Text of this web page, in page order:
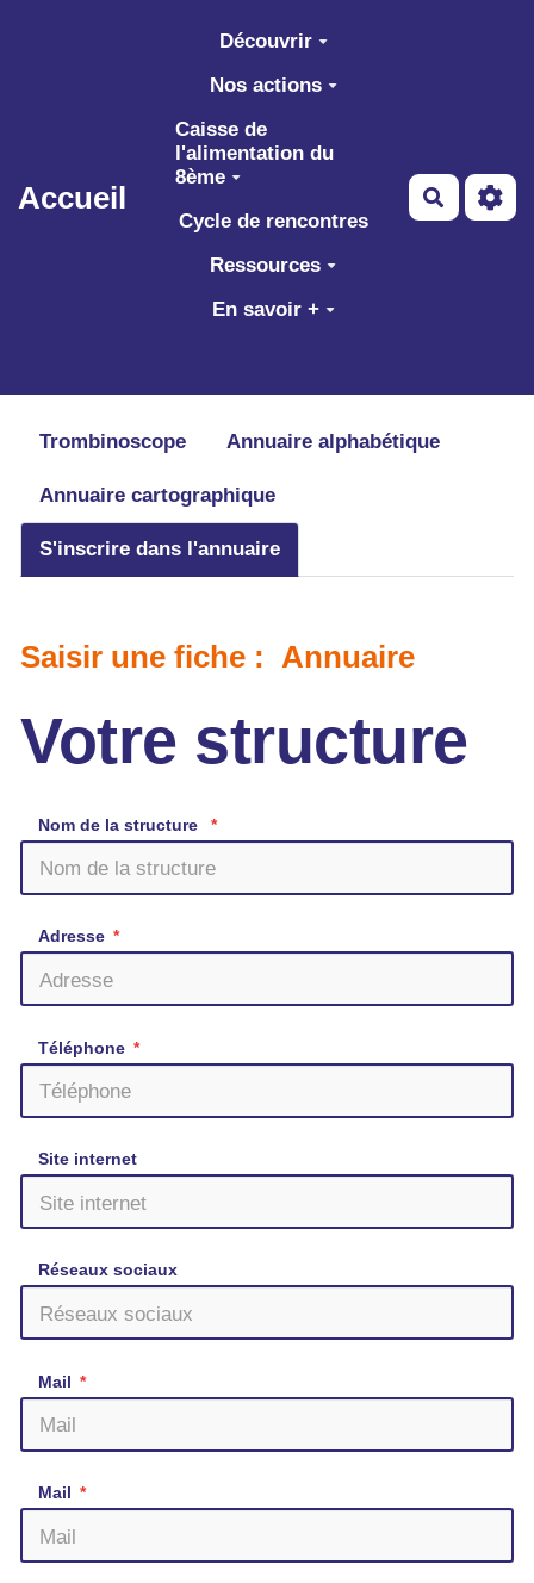
Aller au contenu principal
Accueil
Découvrir
Nos actions
Caisse de
l'alimentation du
8ème
Cycle de rencontres
Ressources
En savoir +
Trombinoscope Annuaire alphabétique
Annuaire cartographique
S'inscrire dans l'annuaire
Saisir une fiche : Annuaire
Votre structure
Nom de la structure
Adresse
Téléphone
Site internet
Réseaux sociaux
Mail
Mail